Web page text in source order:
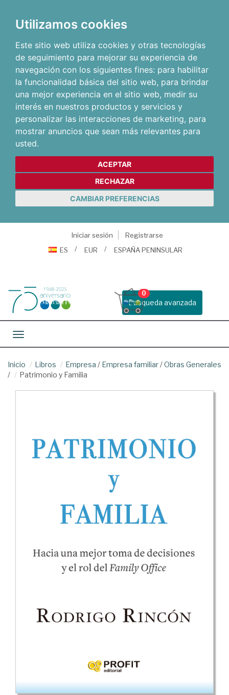
Utilizamos cookies
Este sitio web utiliza cookies y otras tecnologías
de seguimiento para mejorar su experiencia de
navegación con los siguientes fines: para habilitar
la funcionalidad básica del sitio web, para brindar
una mejor experiencia en el sitio web, medir su
interés en nuestros productos y servicios y
personalizar las interacciones de marketing, para
mostrar anuncios que sean más relevantes para
usted.
ACEPTAR
RECHAZAR
CAMBIAR PREFERENCIAS
Iniciar sesión
Registrarse
ES
EUR ESPAÑA PENINSULAR
Busqueda avanzada
0
Toggle navigation
Inicio Libros Empresa / Empresa familiar/Obras Generales
/
Patrimonio y Familia